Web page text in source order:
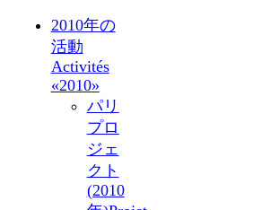
2010年の
活動
Activités
«2010»
パリ
プロ
ジェ
クト
(2010